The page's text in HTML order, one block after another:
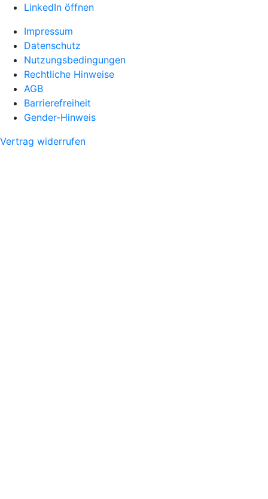
LinkedIn öffnen
Impressum
Datenschutz
Nutzungsbedingungen
Rechtliche Hinweise
AGB
Barrierefreiheit
Gender-Hinweis
Vertrag widerrufen